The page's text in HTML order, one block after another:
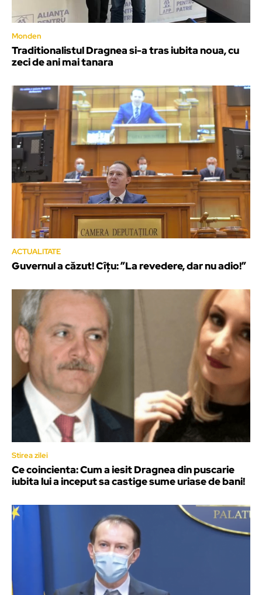
Monden
Traditionalistul Dragnea si-a tras iubita noua, cu
zeci de ani mai tanara
ACTUALITATE
Guvernul a căzut! Cîțu: ”La revedere, dar nu adio!”
Stirea zilei
Ce coincienta: Cum a iesit Dragnea din puscarie
iubita lui a inceput sa castige sume uriase de bani!